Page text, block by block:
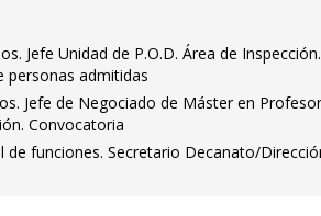
Jefe Unidad de P.O.D. Área de Inspección.
personas admitidas
Jefe de Negociado de Máster en
Convocatoria
funciones. Secretario Decanato/